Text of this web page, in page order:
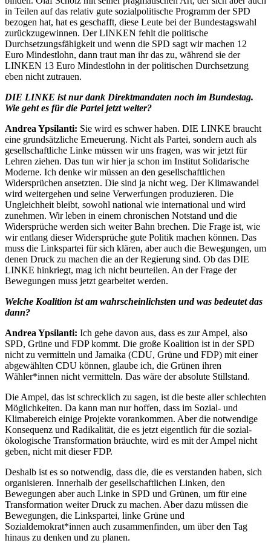
in Teilen auf das relativ gute sozialpolitische Programm der SPD
bezogen hat, hat es geschafft, diese Leute bei der Bundestagswahl
zurückzugewinnen. Der LINKEN fehlt die politische
Durchsetzungsfähigkeit und wenn die SPD sagt wir machen 12
Euro Mindestlohn, dann traut man ihr das zu, während sie der
LINKEN 13 Euro Mindestlohn in der politischen Durchsetzung
eben nicht zutrauen.
DIE LINKE ist nur dank Direktmandaten noch im Bundestag.
Wie geht es für die Partei jetzt weiter?
Andrea Ypsilanti: Sie wird es schwer haben. DIE LINKE braucht
eine grundsätzliche Erneuerung. Nicht als Partei, sondern auch als
gesellschaftliche Linke müssen wir uns fragen, was wir jetzt für
Lehren ziehen. Das tun wir hier ja schon im Institut Solidarische
Moderne. Ich denke wir müssen an den gesellschaftlichen
Widersprüchen ansetzten. Die sind ja nicht weg. Der Klimawandel
wird weitergehen und seine Verwerfungen produzieren. Die
Ungleichheit bleibt, sowohl national wie international und wird
zunehmen. Wir leben in einem chronischen Notstand und die
Widersprüche werden sich weiter Bahn brechen. Die Frage ist, wie
wir entlang dieser Widersprüche gute Politik machen können. Das
muss die Linkspartei für sich klären, aber auch die Bewegungen, um
denen Druck zu machen die an der Regierung sind. Ob das DIE
LINKE hinkriegt, mag ich nicht beurteilen. An der Frage der
Bewegungen muss jetzt gearbeitet werden.
Welche Koalition ist am wahrscheinlichsten und was bedeutet das
dann?
Andrea Ypsilanti: Ich gehe davon aus, dass es zur Ampel, also
SPD, Grüne und FDP kommt. Die große Koalition ist in der SPD
nicht zu vermitteln und Jamaika (CDU, Grüne und FDP) mit einer
abgewählten CDU können, glaube ich, die Grünen ihren
Wähler*innen nicht vermitteln. Das wäre der absolute Stillstand.
Die Ampel, das ist schrecklich zu sagen, ist die beste aller schlechten
Möglichkeiten. Da kann man nur hoffen, dass im Sozial- und
Klimabereich einige Projekte vorankommen. Aber die notwendige
Konsequenz und Radikalität, die es jetzt eigentlich für die sozial-
ökologische Transformation bräuchte, wird es mit der Ampel nicht
geben, nicht mit dieser FDP.
Deshalb ist es so notwendig, dass die, die es verstanden haben, sich
organisieren. Innerhalb der gesellschaftlichen Linken, den
Bewegungen aber auch Linke in SPD und Grünen, um für eine
Transformation weiter Druck zu machen. Aber dazu müssen die
Bewegungen, die Linkspartei, linke Grüne und
Sozialdemokrat*innen auch zusammenfinden, um über den Tag
hinaus zu denken und zu planen.